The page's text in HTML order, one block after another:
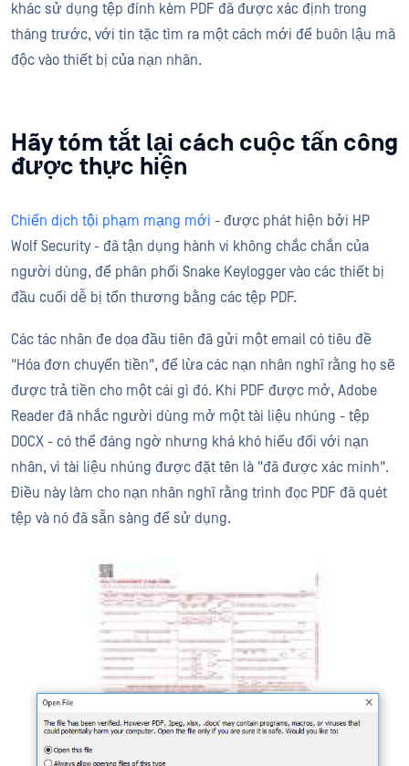
khác sử dụng tệp đính kèm PDF đã được xác định trong
tháng trước, với tin tặc tìm ra một cách mới để buôn lậu mã
độc vào thiết bị của nạn nhân.
Hãy tóm tắt lại cách cuộc tấn công
được thực hiện
Chiến dịch tội phạm mạng mới - được phát hiện bởi HP
Wolf Security - đã tận dụng hành vi không chắc chắn của
người dùng, để phân phối Snake Keylogger vào các thiết bị
đầu cuối dễ bị tổn thương bằng các tệp PDF.
Các tác nhân đe dọa đầu tiên đã gửi một email có tiêu đề
"Hóa đơn chuyển tiền", để lừa các nạn nhân nghĩ rằng họ sẽ
được trả tiền cho một cái gì đó. Khi PDF được mở, Adobe
Reader đã nhắc người dùng mở một tài liệu nhúng - tệp
DOCX - có thể đáng ngờ nhưng khá khó hiểu đối với nạn
nhân, vì tài liệu nhúng được đặt tên là "đã được xác minh".
Điều này làm cho nạn nhân nghĩ rằng trình đọc PDF đã quét
tệp và nó đã sẵn sàng để sử dụng.